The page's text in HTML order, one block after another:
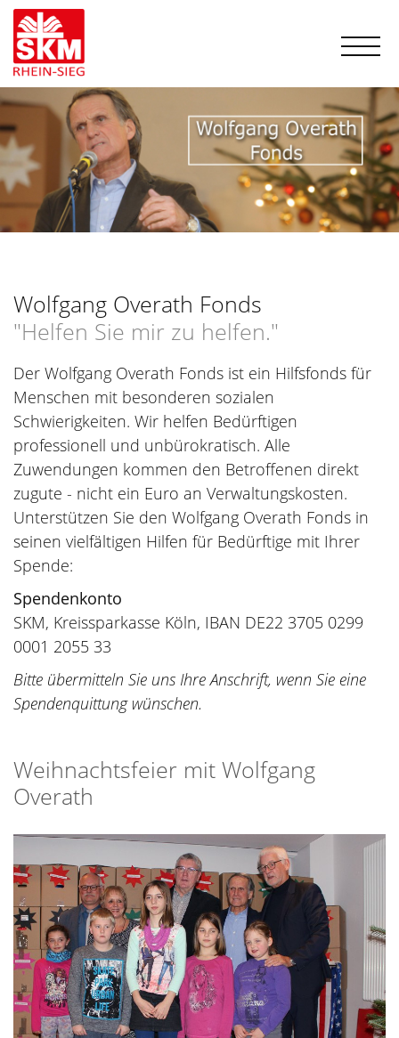
Wolfgang Overath Fonds
"Helfen Sie mir zu helfen."
Der Wolfgang Overath Fonds ist ein Hilfsfonds für
Menschen mit besonderen sozialen
Schwierigkeiten. Wir helfen Bedürftigen
professionell und unbürokratisch. Alle
Zuwendungen kommen den Betroffenen direkt
zugute - nicht ein Euro an Verwaltungskosten.
Unterstützen Sie den Wolfgang Overath Fonds in
seinen vielfältigen Hilfen für Bedürftige mit Ihrer
Spende:
Spendenkonto
SKM, Kreissparkasse Köln, IBAN DE22 3705 0299
0001 2055 33
Bitte übermitteln Sie uns Ihre Anschrift, wenn Sie eine
Spendenquittung wünschen.
Weihnachtsfeier mit Wolfgang
Overath